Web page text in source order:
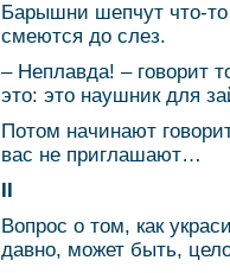
Барышни шепчут что-то
смеются до слез.
– Неплавда! – говорит
это: это наушник для
Потом начинают
вас не приглашают…
II
Вопрос о том, как
давно, может быть,